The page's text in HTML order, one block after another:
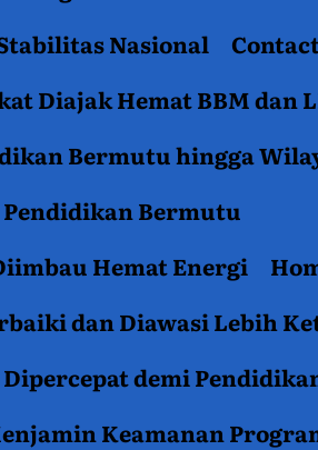
Nasional
Diajak Hemat BBM dan
Bermutu hingga
Bermutu
Hemat Energi
dan Diawasi Lebih
demi
Keamanan